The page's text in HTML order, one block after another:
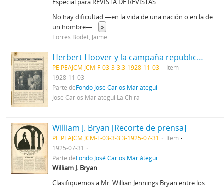
No hay dificultad —en la vida de una nación o en la de
un hombre—... »
Torres Bodet, Jaime
Herbert Hoover y la campaña republicana [Recorte de prensa]
PE PEAJCM JCM-F-03-3-3.3-1928-11-03
Item
1928-11-03
Parte deFondo José Carlos Mariátegui
José Carlos Mariátegui La Chira
William J. Bryan [Recorte de prensa]
PE PEAJCM JCM-F-03-3-3.3-1925-07-31
Item
1925-07-31
Parte deFondo José Carlos Mariátegui
William J. Bryan
Clasifiquemos a Mr. Willian Jennings Bryan entre los